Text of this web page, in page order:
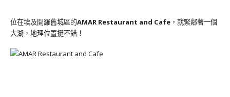
位在埃及開羅舊城區的AMAR Restaurant and Cafe ，就緊鄰著一個
大湖，地理位置挺不錯！